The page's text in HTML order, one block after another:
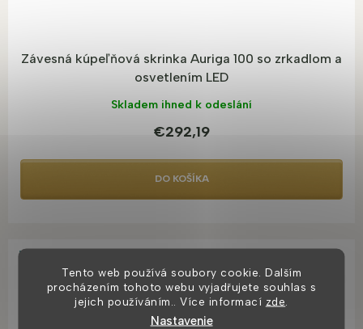
Tento web používá soubory cookie. Dalším
procházením tohoto webu vyjadřujete souhlas s
jejich používáním.. Více informací zde
Nastavenie
Závesná kúpeľňová skrinka Auriga 100 so zrkadlom a
osvetlením LED
Skladem ihned k odeslání
€292,19
DO KOŠÍKA
BESTSELLER
ZADARMO